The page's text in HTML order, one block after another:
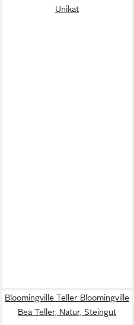
Unikat
Bloomingville Teller Bloomingville
Bea Teller, Natur, Steingut